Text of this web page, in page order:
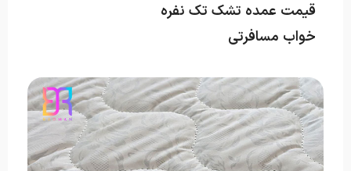
قیمت عمده تشک تک نفره
خواب مسافرتی